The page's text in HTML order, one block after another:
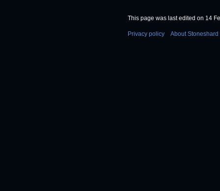
This page was last edited on 14
Privacy policy About Stoneshard